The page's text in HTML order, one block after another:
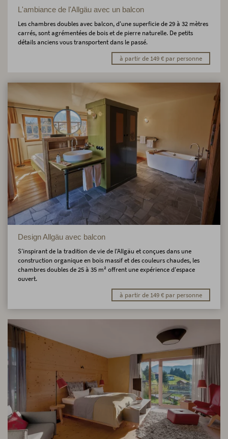
L'ambiance de l'Allgäu avec un balcon
Les chambres doubles avec balcon, d'une superficie de 29 à 32 mètres
carrés, sont agrémentées de bois et de pierre naturelle. De petits
détails anciens vous transportent dans le passé.
à partir de 149 € par personne
Design Allgäu avec balcon
S'inspirant de la tradition de vie de l'Allgäu et conçues dans une
construction organique en bois massif et des couleurs chaudes, les
chambres doubles de 25 à 35 m² offrent une expérience d'espace
ouvert.
à partir de 149 € par personne